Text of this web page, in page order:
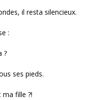
il resta silencieux.
:
?
ses pieds.
fille ?!